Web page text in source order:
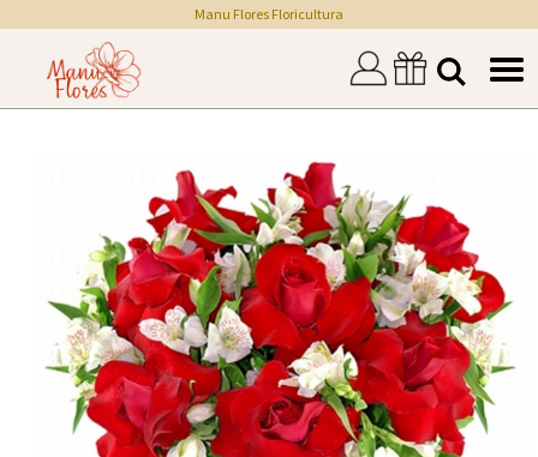
Manu Flores Floricultura